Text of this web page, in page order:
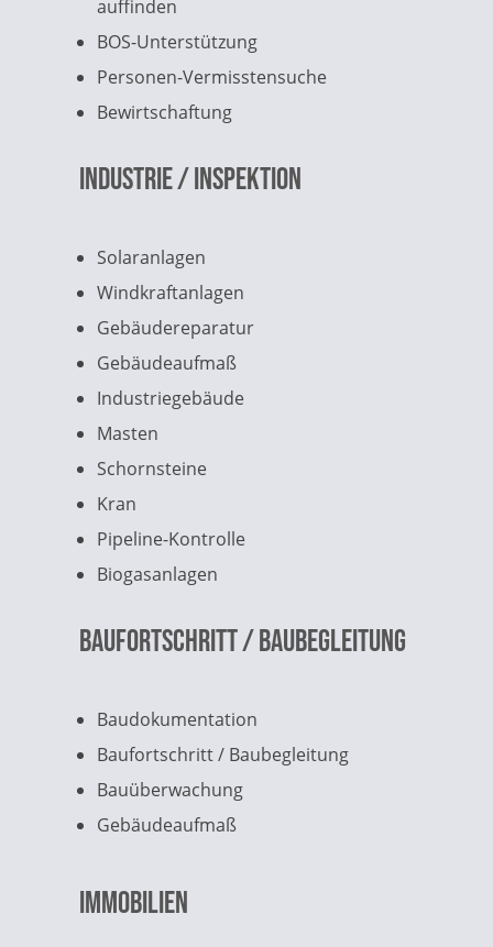
auffinden
BOS-Unterstützung
Personen-Vermisstensuche
Bewirtschaftung
Industrie / Inspektion
Solaranlagen
Windkraftanlagen
Gebäudereparatur
Gebäudeaufmaß
Industriegebäude
Masten
Schornsteine
Kran
Pipeline-Kontrolle
Biogasanlagen
Baufortschritt / Baubegleitung
Baudokumentation
Baufortschritt / Baubegleitung
Bauüberwachung
Gebäudeaufmaß
Immobilien